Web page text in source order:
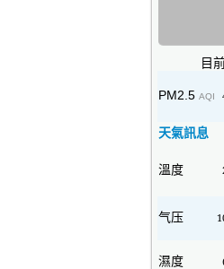
目
PM2.5 AQI
天氣訊息
溫度
气压
濕度